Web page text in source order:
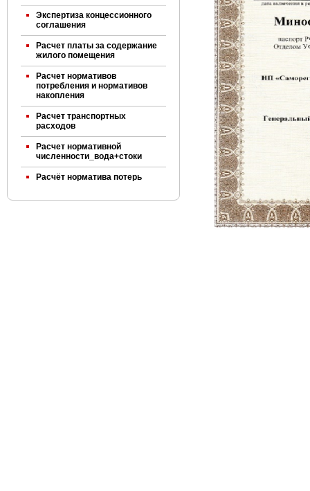
Экспертиза концессионного
соглашения
Расчет платы за содержание
жилого помещения
Расчет нормативов
потребления и нормативов
накопления
Расчет транспортных
расходов
Расчет нормативной
численности_вода+стоки
Расчёт норматива потерь